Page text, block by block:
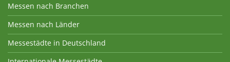
Messen nach Branchen
Messen nach Länder
Messestädte in Deutschland